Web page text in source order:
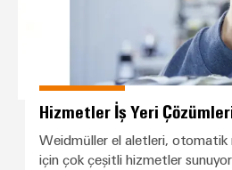
Hizmetler İş Yeri
Weidmüller el aletleri, otomatik
için çok çeşitli hizmetler sunuyor